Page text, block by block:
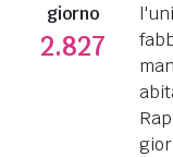
giorno
2.827